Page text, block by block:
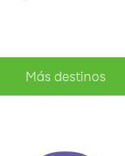
Más destinos